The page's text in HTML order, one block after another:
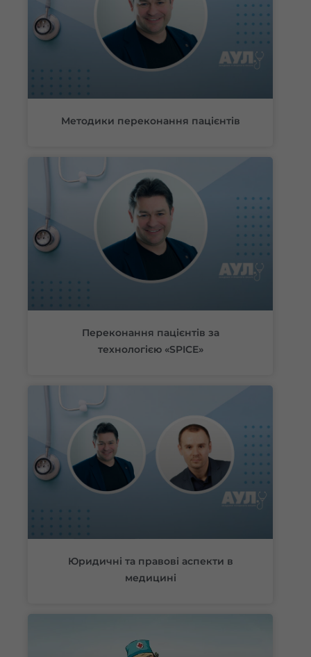
Методики переконання пацієнтів
Переконання пацієнтів за
технологією «SPICE»
Юридичні та правові аспекти в
медицині